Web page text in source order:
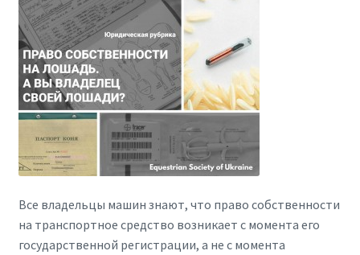
Все владельцы машин знают, что право собственности
на транспортное средство возникает с момента его
государственной регистрации, а не с момента